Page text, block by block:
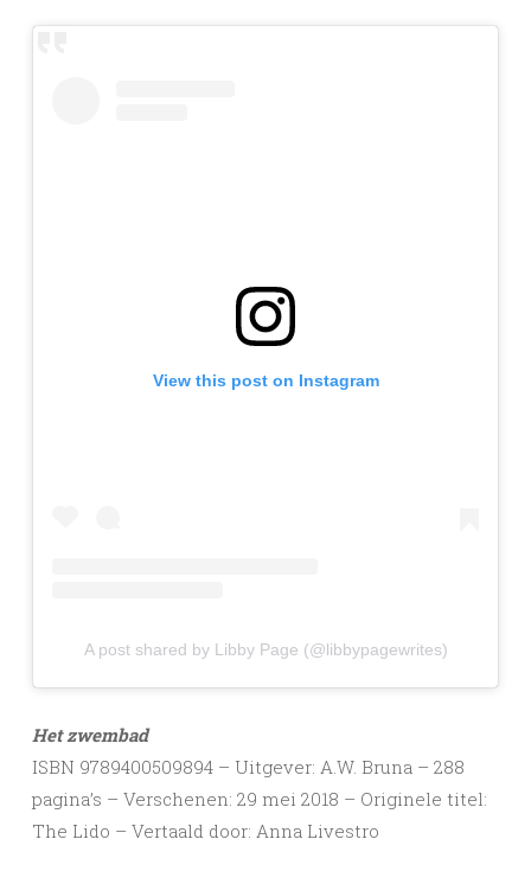
View this post on Instagram
A post shared by Libby Page (@libbypagewrites)
Het zwembad
ISBN 9789400509894 – Uitgever: A.W. Bruna – 288
pagina’s – Verschenen: 29 mei 2018 – Originele titel:
The Lido – Vertaald door: Anna Livestro